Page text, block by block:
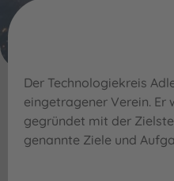
Der Technologiekreis
eingetragener Verein. Er
gegründet mit der
genannte Ziele und